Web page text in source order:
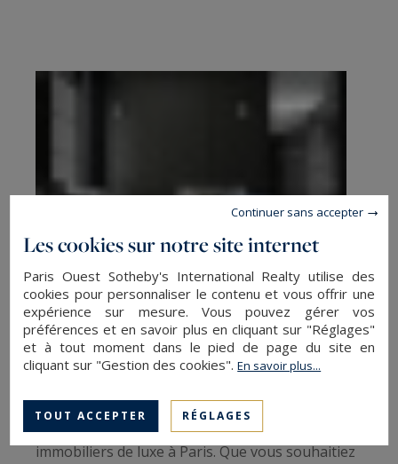
Louez un bien immobilier de luxe à
Paris
Paris Ouest Sotheby's International Realty
dispose de plusieurs centaines de biens
immobiliers de luxe à Paris. Que vous souhaitiez
Les cookies sur notre site internet
Paris Ouest Sotheby's International Realty utilise des
cookies pour personnaliser le contenu et vous offrir une
expérience sur mesure. Vous pouvez gérer vos
préférences et en savoir plus en cliquant sur "Réglages"
et à tout moment dans le pied de page du site en
cliquant sur "Gestion des cookies".En savoir plus...
TOUT ACCEPTER RÉGLAGES
Continuer sans accepter